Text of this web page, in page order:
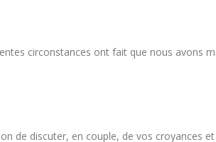
circonstances ont fait que nous avons
de discuter, en couple, de vos croyances